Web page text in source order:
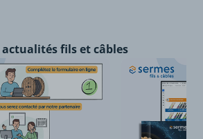
actualités fils et câbles